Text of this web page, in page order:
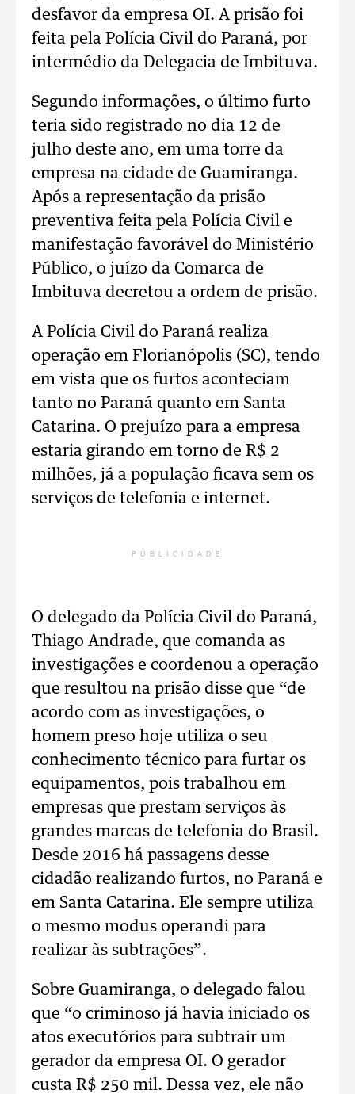
desfavor da empresa OI. A prisão foi
feita pela Polícia Civil do Paraná, por
intermédio da Delegacia de Imbituva.
Segundo informações, o último furto
teria sido registrado no dia 12 de
julho deste ano, em uma torre da
empresa na cidade de Guamiranga.
Após a representação da prisão
preventiva feita pela Polícia Civil e
manifestação favorável do Ministério
Público, o juízo da Comarca de
Imbituva decretou a ordem de prisão.
A Polícia Civil do Paraná realiza
operação em Florianópolis (SC), tendo
em vista que os furtos aconteciam
tanto no Paraná quanto em Santa
Catarina. O prejuízo para a empresa
estaria girando em torno de R$ 2
milhões, já a população ficava sem os
serviços de telefonia e internet.
PUBLICIDADE
O delegado da Polícia Civil do Paraná,
Thiago Andrade, que comanda as
investigações e coordenou a operação
que resultou na prisão disse que “de
acordo com as investigações, o
homem preso hoje utiliza o seu
conhecimento técnico para furtar os
equipamentos, pois trabalhou em
empresas que prestam serviços às
grandes marcas de telefonia do Brasil.
Desde 2016 há passagens desse
cidadão realizando furtos, no Paraná e
em Santa Catarina. Ele sempre utiliza
o mesmo modus operandi para
realizar às subtrações”.
Sobre Guamiranga, o delegado falou
que “o criminoso já havia iniciado os
atos executórios para subtrair um
gerador da empresa OI. O gerador
custa R$ 250 mil. Dessa vez, ele não